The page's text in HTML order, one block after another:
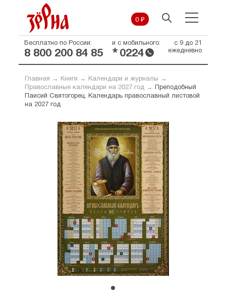
0 ₽
Бесплатно по России:
8 800 200 84 85
и с мобильного:
* 0224
с 9 до 21
ежедневно
Главная → Книги → Календари и журналы →
Православные календари на 2027 год→
Преподобный
Паисий Святогорец. Календарь православный листовой
на 2027 год